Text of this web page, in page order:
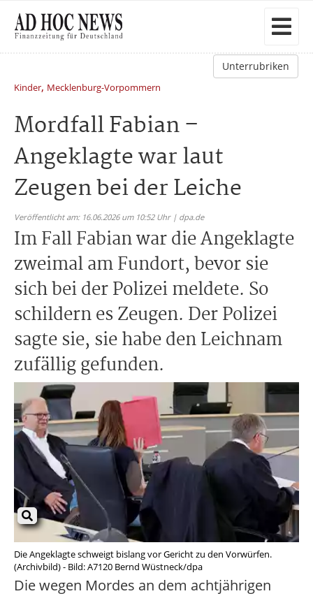
Unterrubriken
Kinder, Mecklenburg-Vorpommern
Mordfall Fabian –
Angeklagte war laut
Zeugen bei der Leiche
Veröffentlicht am: 16.06.2026 um 10:52 Uhr | dpa.de
Im Fall Fabian war die Angeklagte
zweimal am Fundort, bevor sie
sich bei der Polizei meldete. So
schildern es Zeugen. Der Polizei
sagte sie, sie habe den Leichnam
zufällig gefunden.
Die Angeklagte schweigt bislang vor Gericht zu den Vorwürfen.
(Archivbild) - Bild: A7120 Bernd Wüstneck/dpa
Die wegen Mordes an dem achtjährigen